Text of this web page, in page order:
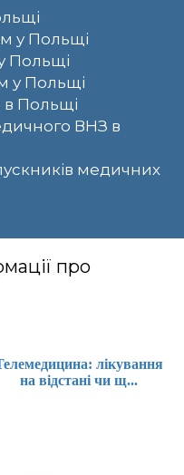
у Польщі
Польщі
у Польщі
Польщі
ВНЗ в
медичних
про
лікування
на відстані чи щ...